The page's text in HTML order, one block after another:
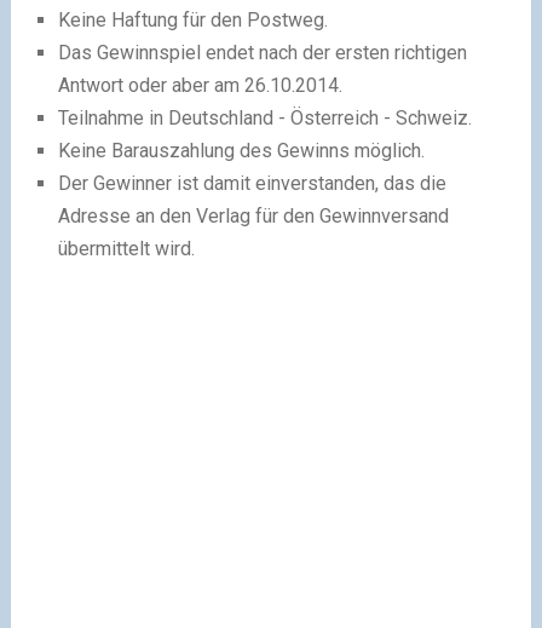
Keine Haftung für den Postweg.
Das Gewinnspiel endet nach der ersten richtigen
Antwort oder aber am 26.10.2014.
Teilnahme in Deutschland - Österreich - Schweiz.
Keine Barauszahlung des Gewinns möglich.
Der Gewinner ist damit einverstanden, das die
Adresse an den Verlag für den Gewinnversand
übermittelt wird.